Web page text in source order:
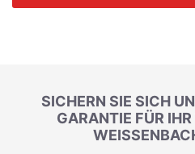
SICHERN SIE SICH
GARANTIE FÜR